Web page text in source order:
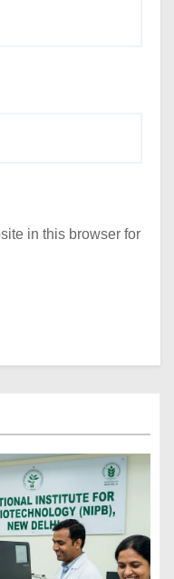
in this browser for